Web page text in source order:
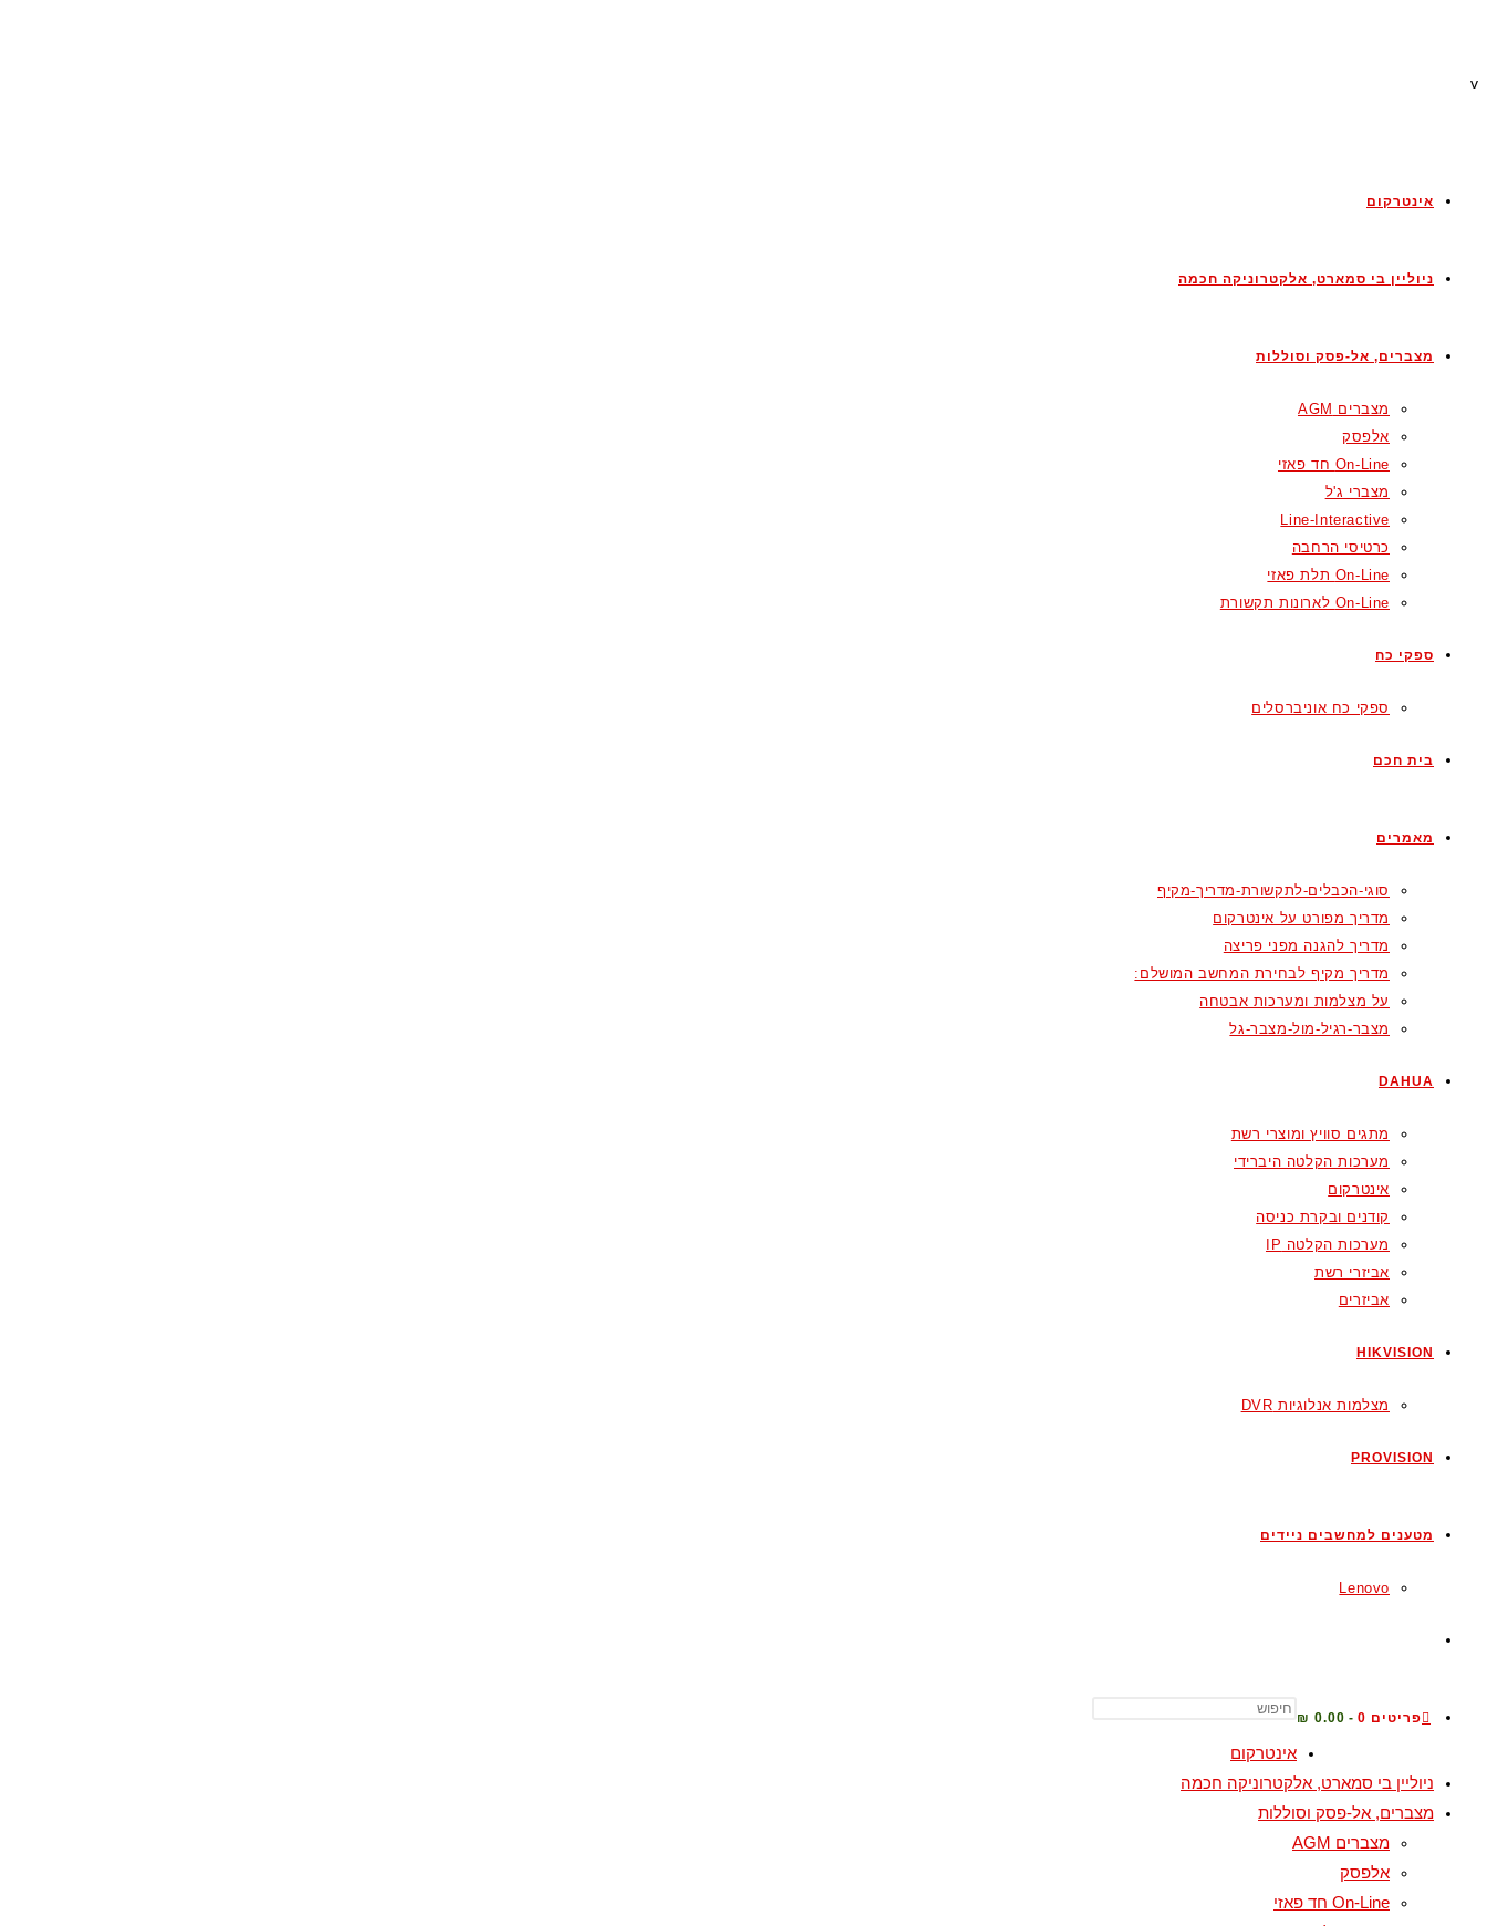
v
אינטרקום
ניוליין בי סמארט, אלקטרוניקה חכמה
מצברים, אל-פסק וסוללות
מצברים AGM
אלפסק
On-Line חד פאזי
מצברי ג'ל
Line-Interactive
כרטיסי הרחבה
On-Line תלת פאזי
On-Line לארונות תקשורת
ספקי כח
ספקי כח אוניברסלים
בית חכם
מאמרים
סוגי-הכבלים-לתקשורת-מדריך-מקיף
מדריך מפורט על אינטרקום
מדריך להגנה מפני פריצה
מדריך מקיף לבחירת המחשב המושלם:
על מצלמות ומערכות אבטחה
מצבר-רגיל-מול-מצבר-גל
DAHUA
מתגים סוויץ ומוצרי רשת
מערכות הקלטה היברידי
אינטרקום
קודנים ובקרת כניסה
מערכות הקלטה IP
אביזרי רשת
אביזרים
HIKVISION
מצלמות אנלוגיות DVR
PROVISION
מטענים למחשבים ניידים
Lenovo
פריטים 0 0.00 ₪
אינטרקום
ניוליין בי סמארט, אלקטרוניקה חכמה
מצברים, אל-פסק וסוללות
מצברים AGM
אלפסק
On-Line חד פאזי